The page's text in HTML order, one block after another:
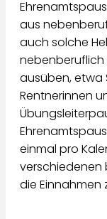
aus
auch solche
nebenberuflich
ausüben, etwa
Rentnerinnen
einmal pro
verschiedenen
die